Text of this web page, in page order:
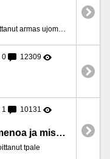
Uusin viesti: 1.07.2025 kello on 18:53 kirjoittanut armas ujomieli
0 12309
1 10131
Venetsialaiset 2024, missä on menoa ja missä rauhallisempaa?
tpale